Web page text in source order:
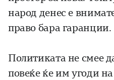
народ денес е
право бара гаранции.
Политиката не смее
повеќе ќе им угоди